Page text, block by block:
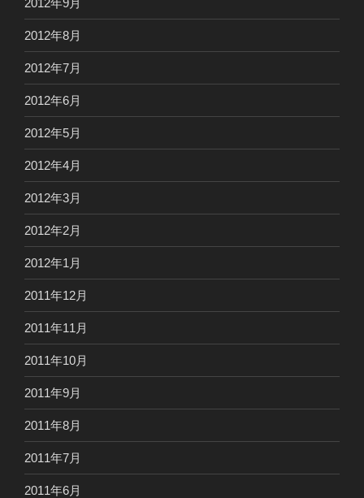
2012年8月
2012年7月
2012年6月
2012年5月
2012年4月
2012年3月
2012年2月
2012年1月
2011年12月
2011年11月
2011年10月
2011年9月
2011年8月
2011年7月
2011年6月